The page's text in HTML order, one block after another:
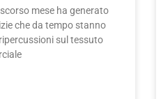
mese ha generato
che da tempo stanno
sul tessuto